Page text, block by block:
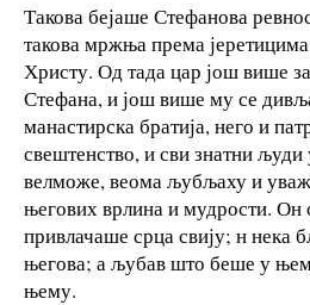
Такова бејаше Стефанова
такова мржња према
Христу. Од тада цар још више
Стефана, и још више му се
манастирска братија, него и
свештенство, и сви знатни
велможе, веома љубљаху и
његових врлина и мудрости.
привлачаше срца свију; н нека
његова; а љубав што беше у
њему.